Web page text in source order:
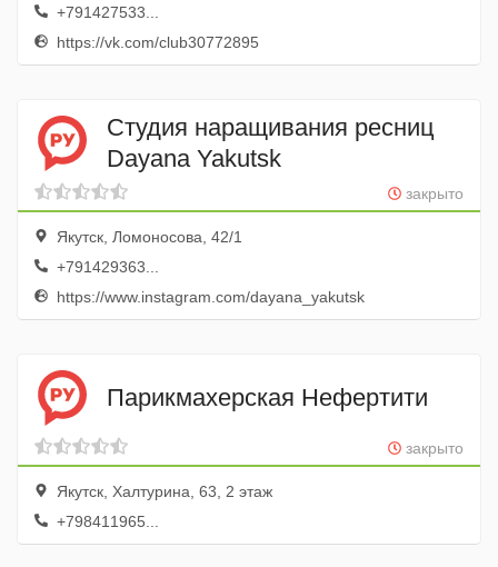
+791427533...
https://vk.com/club30772895
Студия наращивания ресниц
Dayana Yakutsk
закрыто
Якутск, Ломоносова, 42/1
+791429363...
https://www.instagram.com/dayana_yakutsk
Парикмахерская Нефертити
закрыто
Якутск, Халтурина, 63, 2 этаж
+798411965...